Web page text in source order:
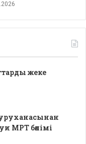
жеке
МРТ бөлімі